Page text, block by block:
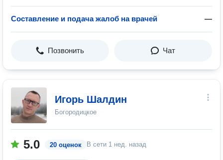
Составление и подача жалоб на врачей —
Позвонить Чат
Игорь Шалдин
Богородицкое
5.0 20 оценок В сети 1 нед. назад